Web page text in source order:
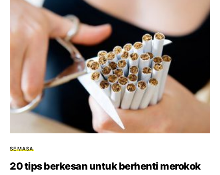
SEMASA
20 tips berkesan untuk berhenti merokok